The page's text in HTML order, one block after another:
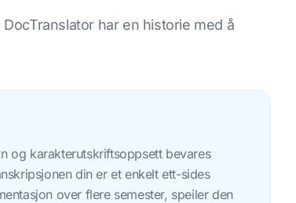
har en historie med å
og karakterutskriftsoppsett bevares
din er et enkelt ett-sides
over flere semester, speiler den